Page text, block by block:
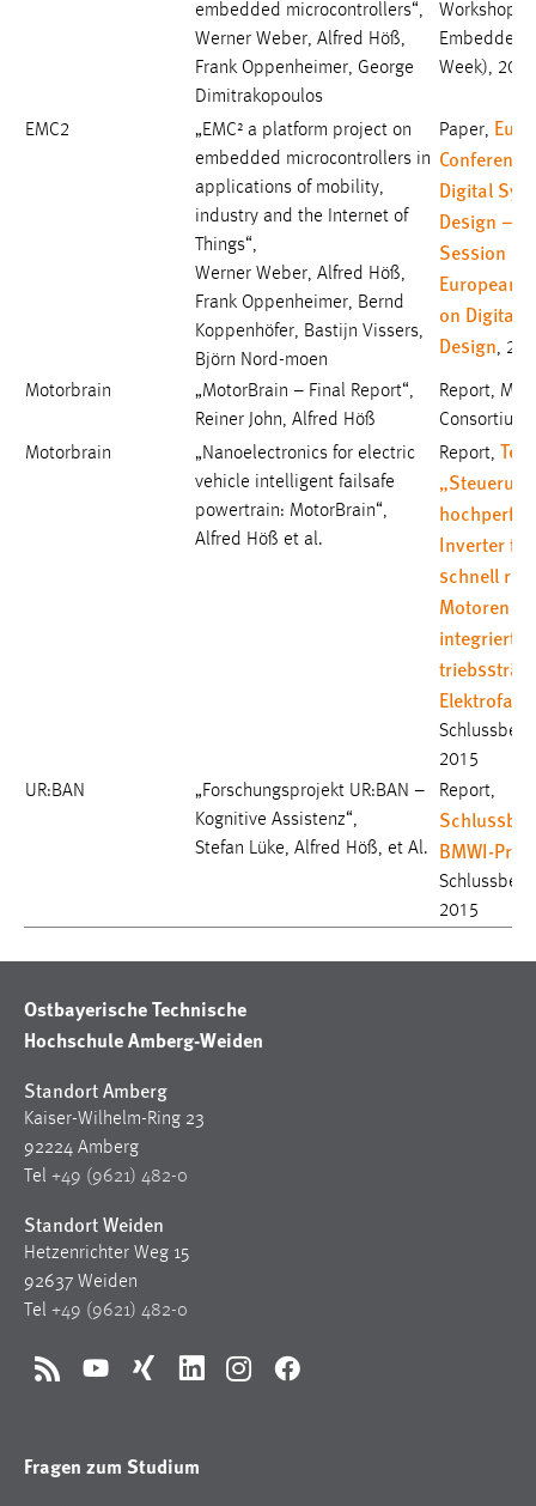
embedded microcontrollers“,
Werner Weber, Alfred Höß,
Frank Oppenheimer, George
Dimitrakopoulos
Workshop
Embedded
Week), 2015
EMC2
„EMC² a platform project on
embedded microcontrollers in
applications of mobility,
industry and the Internet of
Things“,
Werner Weber, Alfred Höß,
Frank Oppenheimer, Bernd
Koppenhöfer, Bastijn Vissers,
Björn Nord-moen
Paper,
Digital
Design –
Session on
European
on Digital
Design,
Motorbrain
„MotorBrain – Final Report“,
Reiner John, Alfred Höß
Report,
Motorbrain
„Nanoelectronics for electric
vehicle intelligent failsafe
powertrain: MotorBrain“,
Alfred Höß et al.
Report,
„Steuerung
Inverter für
schnell
Motoren in
2015
UR:BAN
„Forschungsprojekt UR:BAN –
Kognitive Assistenz“,
Stefan Lüke, Alfred Höß, et Al.
Report,
BMWI-
2015
Ostbayerische Technische
Hochschule Amberg-Weiden
Standort Amberg
Kaiser-Wilhelm-Ring 23
92224 Amberg
Tel +49 (9621) 482-0
Standort Weiden
Hetzenrichter Weg 15
92637 Weiden
Tel +49 (9621) 482-0
RSS YouTubeXing LinkedInInstagramFacebook
Fragen zum Studium